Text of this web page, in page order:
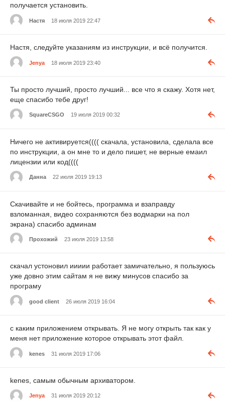
получается установить.
Настя 18 июля 2019 22:47
Настя, следуйте указаниям из инструкции, и всё получится.
Jenya 18 июля 2019 23:40
Ты просто лучший, просто лучший... все что я скажу. Хотя нет,
еще спасибо тебе друг!
SquareCSGO 19 июля 2019 00:32
Ничего не активируется(((( скачала, установила, сделала все
по инструкции, а он мне то и дело пишет, не верные емаил
лицензии или код((((
Данна 22 июля 2019 19:13
Скачивайте и не бойтесь, программа и взаправду
взломанная, видео сохраняются без водмарки на пол
экрана) спасибо админам
Прохожий 23 июля 2019 13:58
скачал устоновил иииии работает замичательно, я пользуюсь
уже довно этим сайтам я не вижу минусов спасибо за
програму
good client 26 июля 2019 16:04
с каким приложением открывать. Я не могу открыть так как у
меня нет приложение которое открывать этот файл.
kenes 31 июля 2019 17:06
kenes, самым обычным архиватором.
Jenya 31 июля 2019 20:12